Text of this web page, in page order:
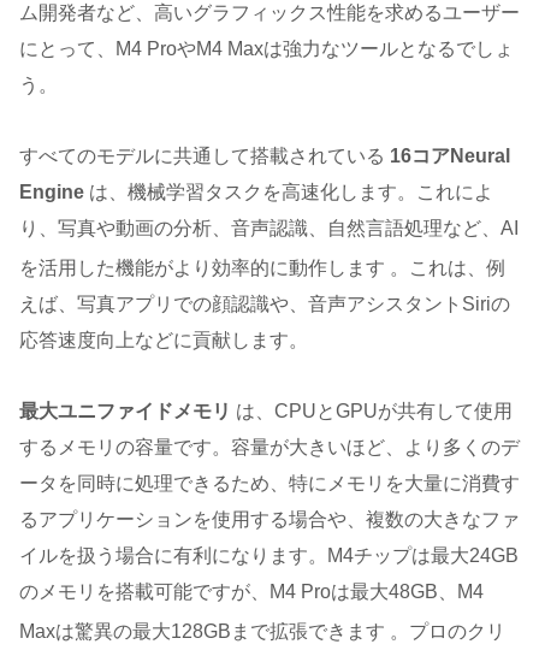
ム開発者など、高いグラフィックス性能を求めるユーザー
にとって、M4 ProやM4 Maxは強力なツールとなるでしょ
う。
すべてのモデルに共通して搭載されている 16コアNeural
Engine は、機械学習タスクを高速化します。これによ
り、写真や動画の分析、音声認識、自然言語処理など、AI
を活用した機能がより効率的に動作します 。これは、例
えば、写真アプリでの顔認識や、音声アシスタントSiriの
応答速度向上などに貢献します。
最大ユニファイドメモリ は、CPUとGPUが共有して使用
するメモリの容量です。容量が大きいほど、より多くのデ
ータを同時に処理できるため、特にメモリを大量に消費す
るアプリケーションを使用する場合や、複数の大きなファ
イルを扱う場合に有利になります。M4チップは最大24GB
のメモリを搭載可能ですが、M4 Proは最大48GB、M4
Maxは驚異の最大128GBまで拡張できます 。プロのクリ